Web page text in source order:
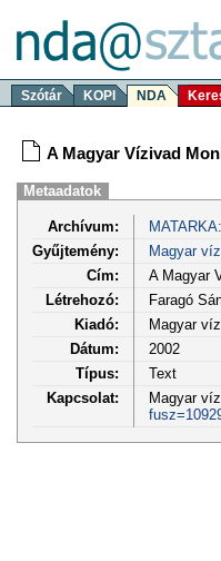
Szótár KOPI NDA
A Magyar Vízivad
Metaadatok
Archívum:
Gyűjtemény:
Magyar
Cím:
A Magyar
Létrehozó:
Faragó
Kiadó:
Magyar
Dátum:
2002
Típus:
Text
Kapcsolat:
Magyar